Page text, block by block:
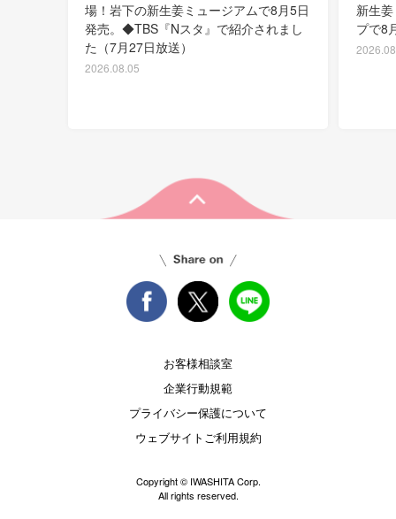
場！岩下の新生姜ミュージアムで8月5日
発売。◆TBS『Nスタ』で紹介されまし
た（7月27日放送）
2026.08.05
新生
プで8
お客様相談室
企業行動規範
プライバシー保護について
ウェブサイトご利用規約
Copyright © IWASHITA Corp.
All rights reserved.